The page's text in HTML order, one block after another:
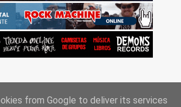
from Google to deliver its services